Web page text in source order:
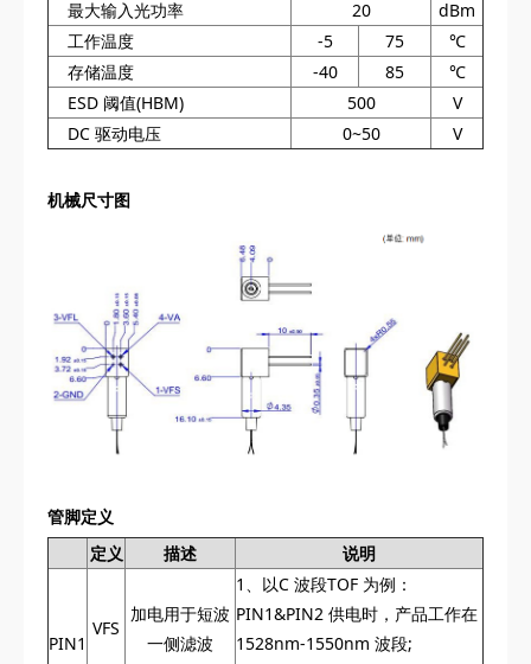
最大输入光功率
20
dBm
工作温度
-5 75
℃
存储温度
-40 85
℃
ESD 阈值(HBM)
500
V
DC 驱动电压
0~50 V
机械尺寸图
管脚定义
定义
描述 说明
PIN1
VFS
加电用于短波
一侧滤波
1、以C 波段TOF 为例：
PIN1&PIN2 供电时，产品工作在
1528nm-1550nm 波段;